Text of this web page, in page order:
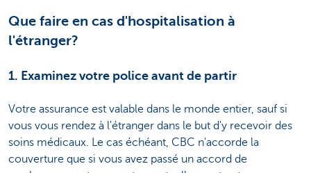
Que faire en cas d'hospitalisation à
l'étranger?
1. Examinez votre police avant de partir
Votre assurance est valable dans le monde entier, sauf si
vous vous rendez à l'étranger dans le but d'y recevoir des
soins médicaux. Le cas échéant, CBC n'accorde la
couverture que si vous avez passé un accord de